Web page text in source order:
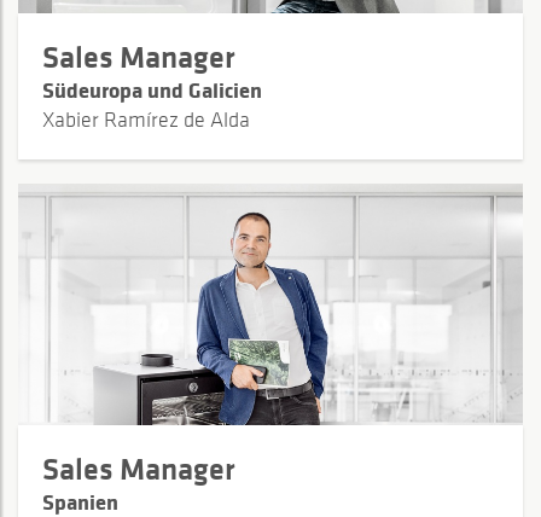
Sales Manager
Südeuropa und Galicien
Xabier Ramírez de Alda
Sales Manager
Spanien